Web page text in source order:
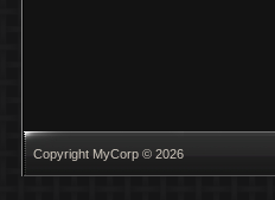
Copyright MyCorp © 2026